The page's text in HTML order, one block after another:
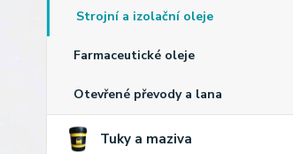
Strojní a izolační oleje
Farmaceutické oleje
Otevřené převody a lana
Tuky a maziva